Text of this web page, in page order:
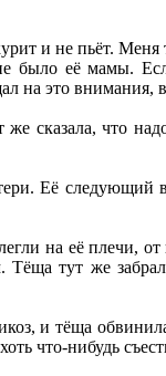
и не пьёт.
было её мамы.
на это внимания,
сказала, что
Её
на её плечи,
Тёща тут же
и тёща
что-нибудь